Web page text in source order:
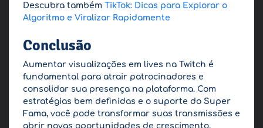
Descubra também TikTok: Dicas para Explorar o
Algoritmo e Viralizar Rapidamente
Conclusão
Aumentar visualizações em lives na Twitch é
fundamental para atrair patrocinadores e
consolidar sua presença na plataforma. Com
estratégias bem definidas e o suporte do Super
Fama, você pode transformar suas transmissões e
abrir novas oportunidades de crescimento.